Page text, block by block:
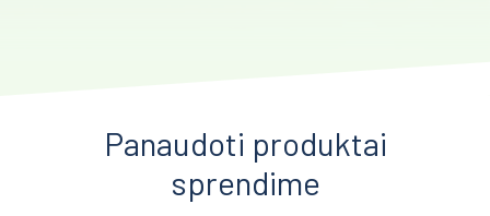
Panaudoti produktai
sprendime